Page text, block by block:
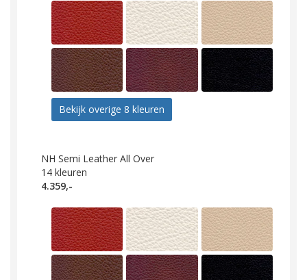
Bekijk overige 8 kleuren
NH Semi Leather All Over
14 kleuren
4.359,-